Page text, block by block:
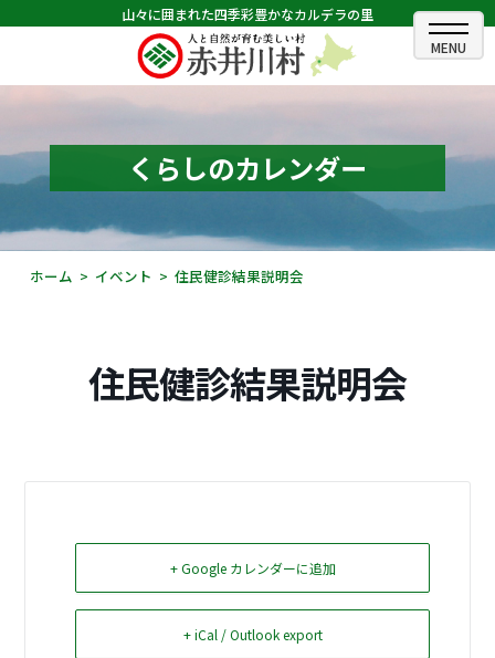
山々に囲まれた四季彩豊かなカルデラの里
ホーム
むらのできごと
むらのプロフィール
くらしの情報
観光・イベント情報
Select Language▼
くらしのカレンダー
ホーム イベント 住民健診結果説明会
住民健診結果説明会
+ Google カレンダーに追加
+ iCal / Outlook export